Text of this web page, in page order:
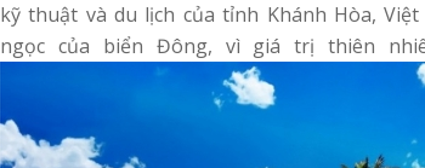
kỹ thuật và du lịch của tỉnh Khánh Hòa,
ngọc của biển Đông, vì giá trị thiên